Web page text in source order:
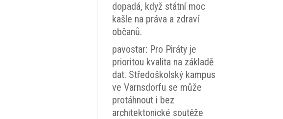
dopadá, když státní moc
kašle na práva a zdraví
občanů.
pavostar: Pro Piráty je
prioritou kvalita na základě
dat. Středoškolský kampus
ve Varnsdorfu se může
protáhnout i bez
architektonické soutěže